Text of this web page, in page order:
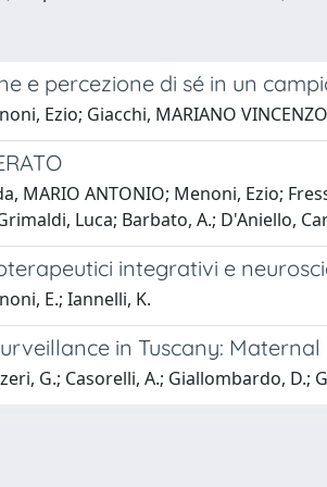
e percezione di sé in un
Ezio; Giacchi, MARIANO
MARIO ANTONIO; Menoni, Ezio;
Luca; Barbato, A.; D'Aniello,
integrativi e
E.; Iannelli, K.
in Tuscany:
G.; Casorelli, A.; Giallombardo, D.;